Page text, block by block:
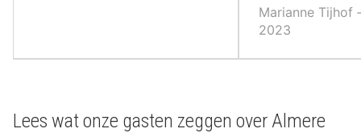
Marianne Tijhof
2023
Lees wat onze gasten zeggen over Almere